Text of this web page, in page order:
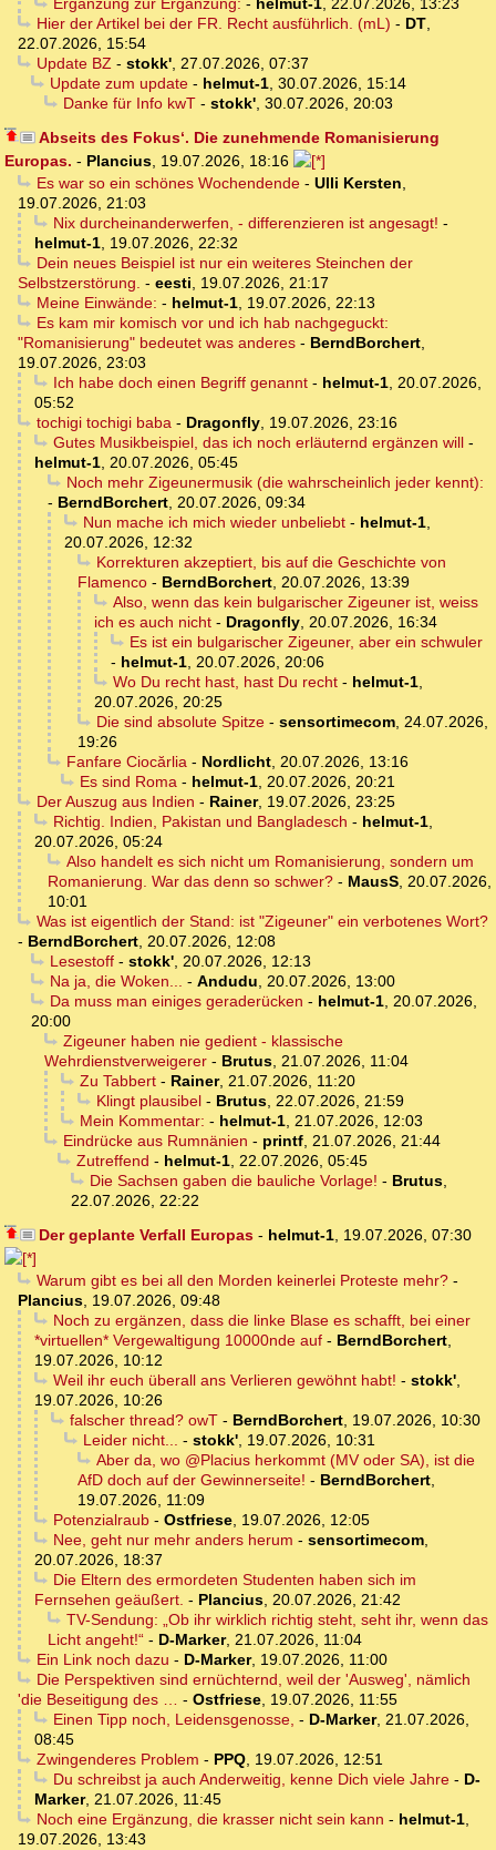
Ergänzung zur Ergänzung: - helmut-1, 22.07.2026, 13:23
Hier der Artikel bei der FR. Recht ausführlich. (mL) - DT,
22.07.2026, 15:54
Update BZ- stokk', 27.07.2026, 07:37
Update zum update- helmut-1, 30.07.2026, 15:14
Danke für Info kwT- stokk', 30.07.2026, 20:03
Abseits des Fokus‘. Die zunehmende Romanisierung
Europas. - Plancius, 19.07.2026, 18:16
Es war so ein schönes Wochendende- Ulli Kersten,
19.07.2026, 21:03
Nix durcheinanderwerfen, - differenzieren ist angesagt! -
helmut-1, 19.07.2026, 22:32
Dein neues Beispiel ist nur ein weiteres Steinchen der
Selbstzerstörung. - eesti, 19.07.2026, 21:17
Meine Einwände: - helmut-1, 19.07.2026, 22:13
Es kam mir komisch vor und ich hab nachgeguckt:
"Romanisierung" bedeutet was anderes - BerndBorchert,
19.07.2026, 23:03
Ich habe doch einen Begriff genannt- helmut-1, 20.07.2026,
05:52
tochigi tochigi baba- Dragonfly, 19.07.2026, 23:16
Gutes Musikbeispiel, das ich noch erläuternd ergänzen will-
helmut-1, 20.07.2026, 05:45
Noch mehr Zigeunermusik (die wahrscheinlich jeder kennt):
- BerndBorchert, 20.07.2026, 09:34
Nun mache ich mich wieder unbeliebt- helmut-1,
20.07.2026, 12:32
Korrekturen akzeptiert, bis auf die Geschichte von
Flamenco - BerndBorchert, 20.07.2026, 13:39
Also, wenn das kein bulgarischer Zigeuner ist, weiss
ich es auch nicht - Dragonfly, 20.07.2026, 16:34
Es ist ein bulgarischer Zigeuner, aber ein schwuler
- helmut-1, 20.07.2026, 20:06
Wo Du recht hast, hast Du recht- helmut-1,
20.07.2026, 20:25
Die sind absolute Spitze- sensortimecom, 24.07.2026,
19:26
Fanfare Ciocărlia- Nordlicht, 20.07.2026, 13:16
Es sind Roma- helmut-1, 20.07.2026, 20:21
Der Auszug aus Indien - Rainer, 19.07.2026, 23:25
Richtig. Indien, Pakistan und Bangladesch - helmut-1,
20.07.2026, 05:24
Also handelt es sich nicht um Romanisierung, sondern um
Romanierung. War das denn so schwer? - MausS, 20.07.2026,
10:01
Was ist eigentlich der Stand: ist "Zigeuner" ein verbotenes Wort?
- BerndBorchert, 20.07.2026, 12:08
Lesestoff- stokk', 20.07.2026, 12:13
Na ja, die Woken... - Andudu, 20.07.2026, 13:00
Da muss man einiges geraderücken - helmut-1, 20.07.2026,
20:00
Zigeuner haben nie gedient - klassische
Wehrdienstverweigerer - Brutus, 21.07.2026, 11:04
Zu Tabbert- Rainer, 21.07.2026, 11:20
Klingt plausibel- Brutus, 22.07.2026, 21:59
Mein Kommentar: - helmut-1, 21.07.2026, 12:03
Eindrücke aus Rumnänien - printf, 21.07.2026, 21:44
Zutreffend - helmut-1, 22.07.2026, 05:45
Die Sachsen gaben die bauliche Vorlage! - Brutus,
22.07.2026, 22:22
Der geplante Verfall Europas- helmut-1, 19.07.2026, 07:30
Warum gibt es bei all den Morden keinerlei Proteste mehr?-
Plancius, 19.07.2026, 09:48
Noch zu ergänzen, dass die linke Blase es schafft, bei einer
*virtuellen* Vergewaltigung 10000nde auf - BerndBorchert,
19.07.2026, 10:12
Weil ihr euch überall ans Verlieren gewöhnt habt! - stokk',
19.07.2026, 10:26
falscher thread? owT- BerndBorchert, 19.07.2026, 10:30
Leider nicht... - stokk', 19.07.2026, 10:31
Aber da, wo @Placius herkommt (MV oder SA), ist die
AfD doch auf der Gewinnerseite! - BerndBorchert,
19.07.2026, 11:09
Potenzialraub- Ostfriese, 19.07.2026, 12:05
Nee, geht nur mehr anders herum - sensortimecom,
20.07.2026, 18:37
Die Eltern des ermordeten Studenten haben sich im
Fernsehen geäußert. - Plancius, 20.07.2026, 21:42
TV-Sendung: „Ob ihr wirklich richtig steht, seht ihr, wenn das
Licht angeht!“ - D-Marker, 21.07.2026, 11:04
Ein Link noch dazu - D-Marker, 19.07.2026, 11:00
Die Perspektiven sind ernüchternd, weil der 'Ausweg', nämlich
'die Beseitigung des … - Ostfriese, 19.07.2026, 11:55
Einen Tipp noch, Leidensgenosse, - D-Marker, 21.07.2026,
08:45
Zwingenderes Problem - PPQ, 19.07.2026, 12:51
Du schreibst ja auch Anderweitig, kenne Dich viele Jahre- D-
Marker, 21.07.2026, 11:45
Noch eine Ergänzung, die krasser nicht sein kann - helmut-1,
19.07.2026, 13:43